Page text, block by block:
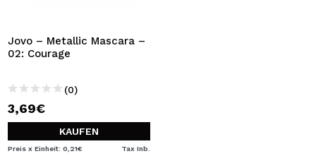
Jovo – Metallic Mascara –
02: Courage
(0)
3,69€
KAUFEN
Preis x Einheit: 0,21€ Tax Inb.